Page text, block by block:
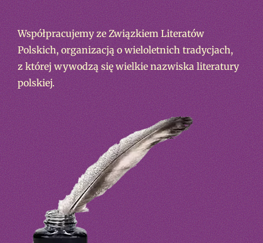
Współpracujemy ze Związkiem Literatów
Polskich, organizacją o wieloletnich tradycjach,
z której wywodzą się wielkie nazwiska literatury
polskiej.